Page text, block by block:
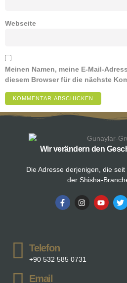
Webseite
Meinen Namen, meine E-Mail-
diesem Browser für die nächste
Wir verändern den
Die Adresse derjenigen, die
der Shisha-
Telefon
+90 532 585 0731
Email